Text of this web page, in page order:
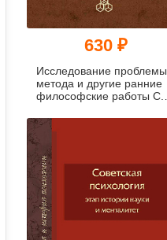
630 ₽
Исследование проблемы
метода и другие ранние
философские работы С.